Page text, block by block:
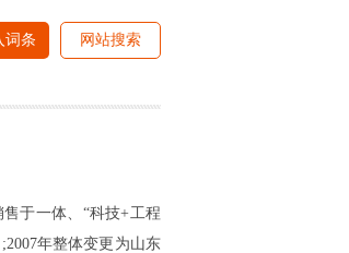
词条 网站搜索
于一体、“科技+工程
年整体变更为山东